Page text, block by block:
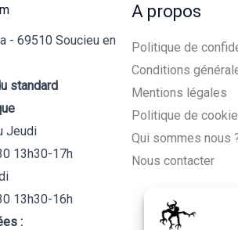
- 69510 Soucieu en
standard
Jeudi
13h30-17h
13h30-16h
:
A propos
Politique de
Conditions
Mentions légales
Politique de
Qui sommes nous
Nous contacter